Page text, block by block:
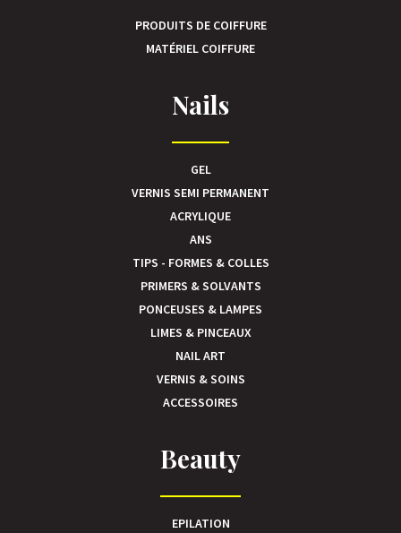
PRODUITS DE COIFFURE
MATÉRIEL COIFFURE
Nails
GEL
VERNIS SEMI PERMANENT
ACRYLIQUE
ANS
TIPS - FORMES & COLLES
PRIMERS & SOLVANTS
PONCEUSES & LAMPES
LIMES & PINCEAUX
NAIL ART
VERNIS & SOINS
ACCESSOIRES
Beauty
EPILATION